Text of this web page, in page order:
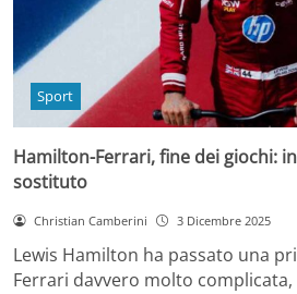
Sport
Hamilton-Ferrari, fine dei giochi:
sostituto
Christian Camberini 3 Dicembre 2025
Lewis Hamilton ha passato una
Ferrari davvero molto